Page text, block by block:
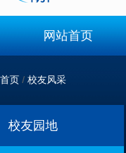
网站首页
首页 / 校友风采
校友园地